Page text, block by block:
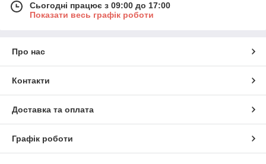
Сьогодні працює з 09:00 до 17:00
Показати весь графік роботи
Про нас
Контакти
Доставка та оплата
Графік роботи